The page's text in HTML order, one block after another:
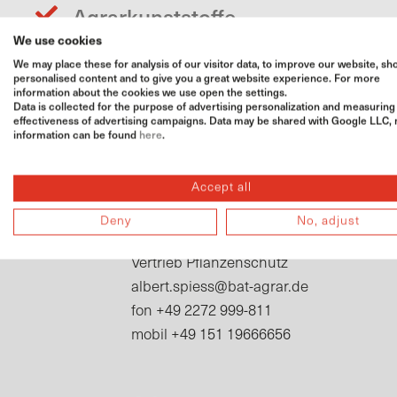
Agrarkunststoffe
Öko
Ansprechpartner
Albert Spieß
Vertrieb Pflanzenschutz
albert.spiess@bat-agrar.de
fon +49 2272 999-811
mobil +49 151 19666656
We use cookies
We may place these for analysis of our visitor data, to improve our website,
personalised content and to give you a great website experience. For more
information about the cookies we use open the settings.
Data is collected for the purpose of advertising personalization and
effectiveness of advertising campaigns. Data may be shared with Google LLC,
information can be found here.
Accept all
Deny No, adjust